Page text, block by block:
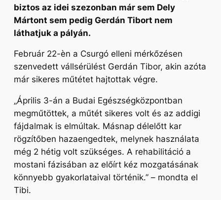
biztos az idei szezonban már sem Dely
Mártont sem pedig Gerdán Tibort nem
láthatjuk a pályán.
Február 22-èn a Csurgó elleni mérkőzésen
szenvedett vállsérülést Gerdán Tibor, akin azóta
már sikeres műtétet hajtottak végre.
„Április 3-án a Budai Egészségközpontban
megműtöttek, a műtét sikeres volt és az addigi
fájdalmak is elmúltak. Másnap délelőtt kar
rögzítőben hazaengedtek, melynek használata
még 2 hétig volt szükséges. A rehabilitáció a
mostani fázisában az előírt kéz mozgatásának
könnyebb gyakorlataival történik.” – mondta el
Tibi.